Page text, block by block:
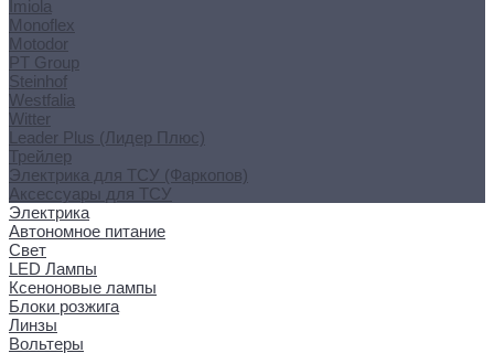
Imiola
Monoflex
Motodor
PT Group
Steinhof
Westfalia
Witter
Leader Plus (Лидер Плюс)
Трейлер
Электрика для ТСУ (Фаркопов)
Аксессуары для ТСУ
Электрика
Автономное питание
Свет
LED Лампы
Ксеноновые лампы
Блоки розжига
Линзы
Вольтеры